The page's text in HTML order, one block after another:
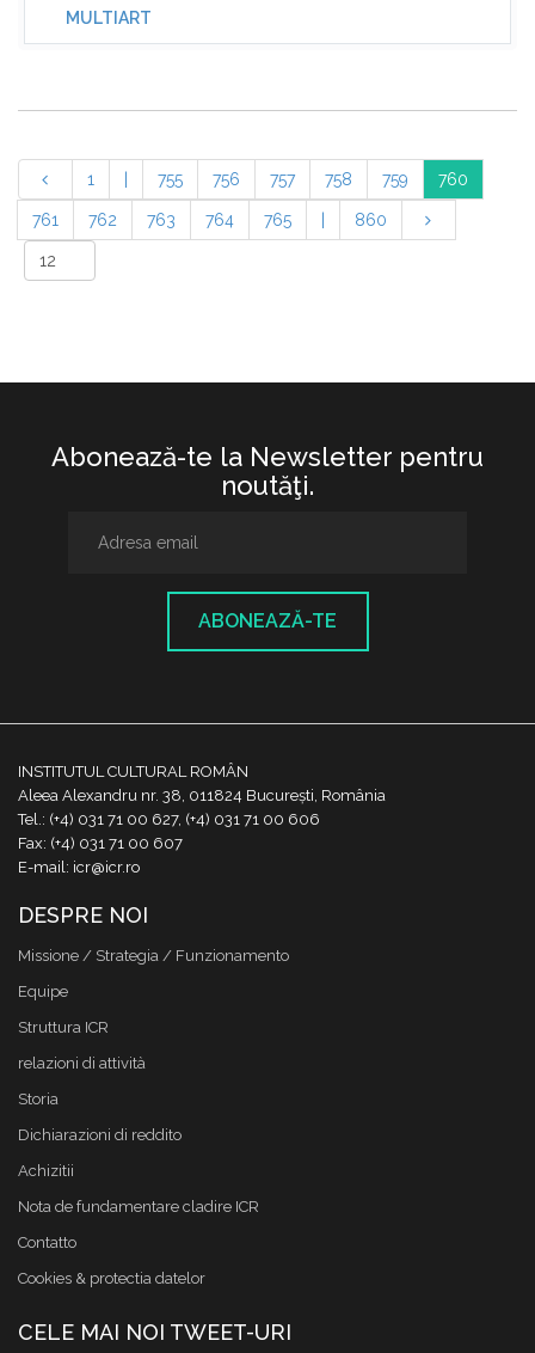
MULTIART
1 755 756 757 758 759 760
761 762 763 764 765 860
Abonează-te la Newsletter pentru
noutăţi.
ABONEAZĂ-TE
INSTITUTUL CULTURAL ROMÂN
Aleea Alexandru nr. 38, 011824 București, România
Tel.: (+4) 031 71 00 627, (+4) 031 71 00 606
Fax: (+4) 031 71 00 607
E-mail: icr@icr.ro
DESPRE NOI
Missione / Strategia / Funzionamento
Equipe
Struttura ICR
relazioni di attività
Storia
Dichiarazioni di reddito
Achizitii
Nota de fundamentare cladire ICR
Contatto
Cookies & protectia datelor
CELE MAI NOI TWEET-URI